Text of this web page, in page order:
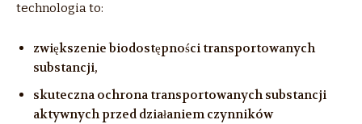
technologia to:
zwiększenie biodostępności transportowanych
substancji,
skuteczna ochrona transportowanych substancji
aktywnych przed działaniem czynników